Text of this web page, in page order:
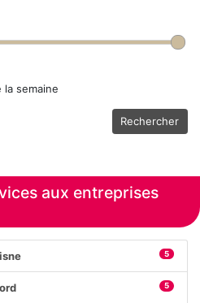
la semaine
Rechercher
aux entreprises
5
5